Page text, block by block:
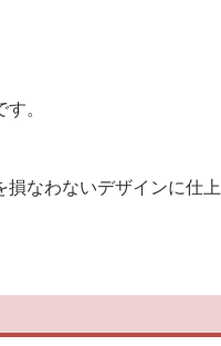
。
なわないデザインに仕上